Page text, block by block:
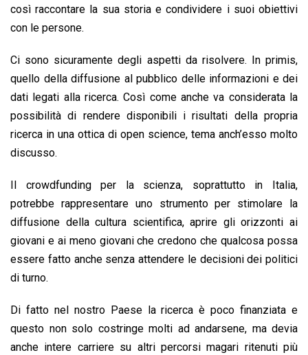
così raccontare la sua storia e condividere i suoi obiettivi
con le persone.
Ci sono sicuramente degli aspetti da risolvere. In primis,
quello della diffusione al pubblico delle informazioni e dei
dati legati alla ricerca. Così come anche va considerata la
possibilità di rendere disponibili i risultati della propria
ricerca in una ottica di open science, tema anch’esso molto
discusso.
Il crowdfunding per la scienza, soprattutto in Italia,
potrebbe rappresentare uno strumento per stimolare la
diffusione della cultura scientifica, aprire gli orizzonti ai
giovani e ai meno giovani che credono che qualcosa possa
essere fatto anche senza attendere le decisioni dei politici
di turno.
Di fatto nel nostro Paese la ricerca è poco finanziata e
questo non solo costringe molti ad andarsene, ma devia
anche intere carriere su altri percorsi magari ritenuti più